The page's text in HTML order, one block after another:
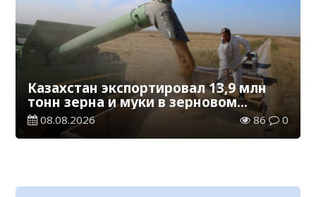
Казахстан экспортировал 13,9 млн
тонн зерна и муки в зерновом
эквиваленте
08.08.2026 86 0